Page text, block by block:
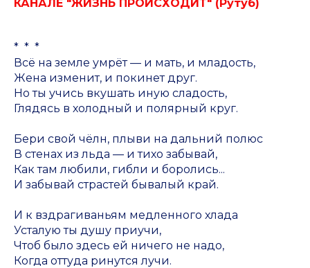
КАНАЛЕ "ЖИЗНЬ ПРОИСХОДИТ" (Рутуб)
* * *
Всё на земле умрёт — и мать, и младость,
Жена изменит, и покинет друг.
Но ты учись вкушать иную сладость,
Глядясь в холодный и полярный круг.
Бери свой чёлн, плыви на дальний полюс
В стенах из льда — и тихо забывай,
Как там любили, гибли и боролись...
И забывай страстей бывалый край.
И к вздрагиваньям медленного хлада
Усталую ты душу приучи,
Чтоб было здесь ей ничего не надо,
Когда оттуда ринутся лучи.